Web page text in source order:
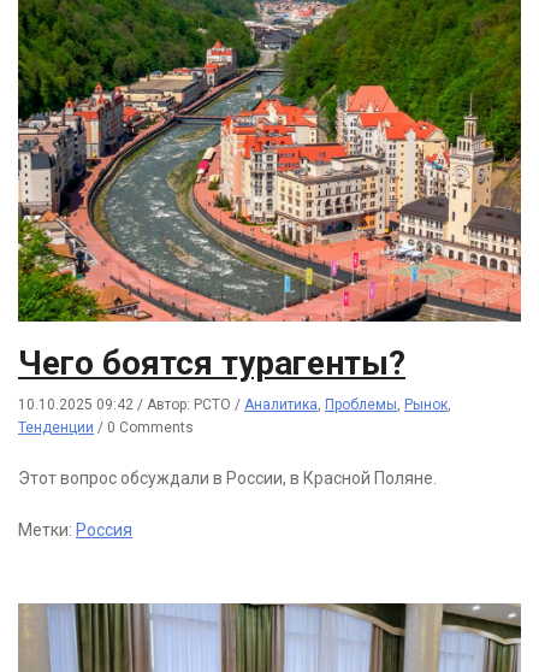
Чего боятся турагенты?
10.10.2025 09:42 / Автор: РСТО / Аналитика, Проблемы, Рынок,
Тенденции / 0 Comments
Этот вопрос обсуждали в России, в Красной Поляне.
Метки: Россия